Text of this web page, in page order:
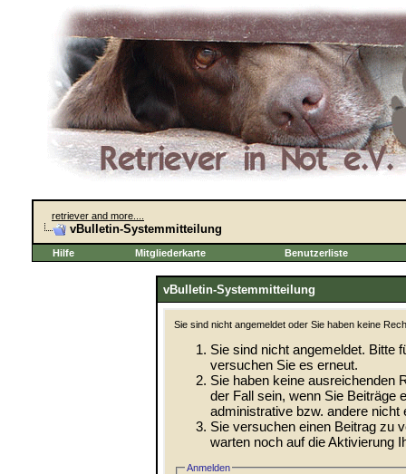
retriever and more....
vBulletin-Systemmitteilung
Hilfe Mitgliederkarte Benutzerliste
vBulletin-Systemmitteilung
Sie sind nicht angemeldet oder Sie haben keine
Sie sind nicht angemeldet. Bitte
versuchen Sie es erneut.
Sie haben keine ausreichenden
der Fall sein, wenn Sie Beiträge
administrative bzw. andere nicht
Sie versuchen einen Beitrag zu
warten noch auf die Aktivierung
Anmelden